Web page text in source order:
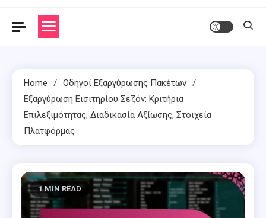
Home
Οδηγοί Εξαργύρωσης Πακέτων
Εξαργύρωση Εισιτηρίου Σεζόν: Κριτήρια
Επιλεξιμότητας, Διαδικασία Αξίωσης, Στοιχεία
Πλατφόρμας
1 MIN READ